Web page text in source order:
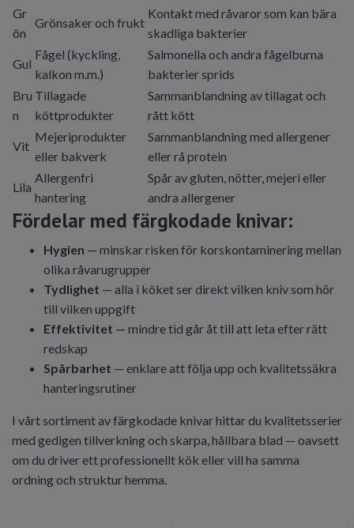
Gr
ön
Grönsaker och frukt
Kontakt med råvaror som kan bära
skadliga bakterier
Gul
Fågel (kyckling,
kalkon m.m.)
Salmonella och andra fågelburna
bakterier sprids
Bru
n
Tillagade
köttprodukter
Sammanblandning av tillagat och
rått kött
Vit
Mejeriprodukter
eller bakverk
Sammanblandning med allergener
eller rå protein
Lila
Allergenfri
hantering
Spår av gluten, nötter, mejeri eller
andra allergener
Fördelar med färgkodade knivar:
Hygien — minskar risken för korskontaminering mellan
olika råvarugrupper
Tydlighet — alla i köket ser direkt vilken kniv som hör
till vilken uppgift
Effektivitet — mindre tid går åt till att leta efter rätt
redskap
Spårbarhet — enklare att följa upp och kvalitetssäkra
hanteringsrutiner
I vårt sortiment av färgkodade knivar hittar du kvalitetsserier
med gedigen tillverkning och skarpa, hållbara blad — oavsett
om du driver ett professionellt kök eller vill ha samma
ordning och struktur hemma.